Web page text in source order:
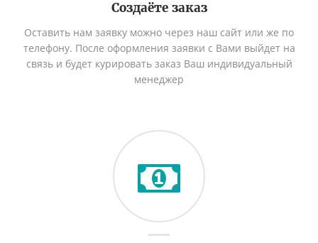
Создаёте заказ
Оставить нам заявку можно через наш сайт или же по
телефону. После оформления заявки с Вами выйдет на
связь и будет курировать заказ Ваш индивидуальный
менеджер